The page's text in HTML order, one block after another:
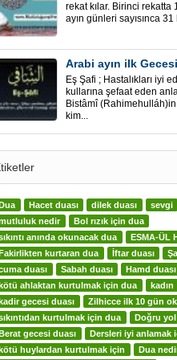
rekat kılar. Birinci rekatta
ayın günleri sayısınca
Eş Şafi ; Hastalıkları iyi
kullarına şefaat eden
Bistâmî
kim...
Hacet duası dilek duası sevgi
nedir
Bol rızık için dua
anında okunacak dua
ESMA-ÜL
kurtaran dua
İftar duası
duası
Sabah duası Hamd duası
ahlaktan kurtulmak için dua
kadın
gecesi duası
Zilhicce ilk 10 gün
kurtulmak için dua
Doğru yol
gecesi duası
Dersleri iyi anlamak
huylardan kurtulmak için
Dua